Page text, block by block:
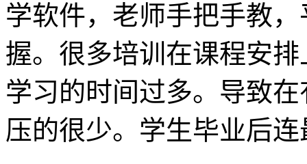
学软件，老师手把手教
握。很多培训在课程安
学习的时间过多。导致
压的很少。学生毕业后